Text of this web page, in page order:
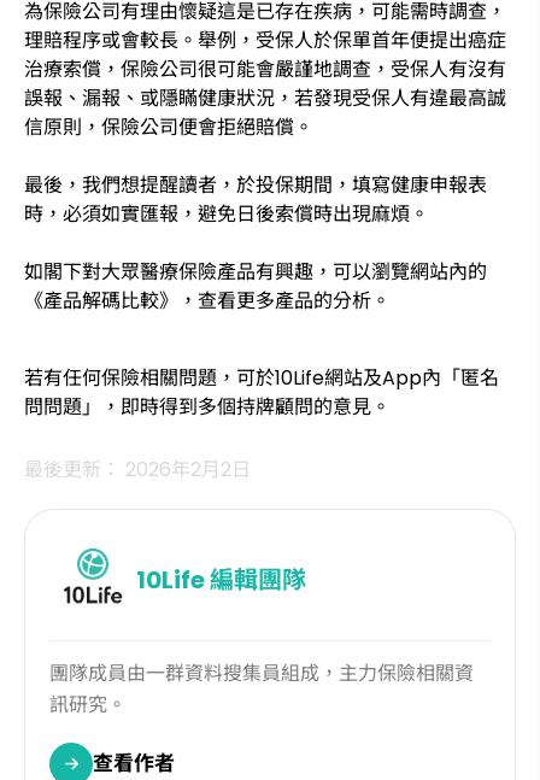
為保險公司有理由懷疑這是已存在疾病，可能需時調查，
理賠程序或會較長。舉例，受保人於保單首年便提出癌症
治療索償，保險公司很可能會嚴謹地調查，受保人有沒有
誤報、漏報、或隱瞞健康狀況，若發現受保人有違最高誠
信原則，保險公司便會拒絕賠償。
最後，我們想提醒讀者，於投保期間，填寫健康申報表
時，必須如實匯報，避免日後索償時出現麻煩。
如閣下對大眾醫療保險產品有興趣，可以瀏覽網站內的
《產品解碼比較》，查看更多產品的分析。
若有任何保險相關問題，可於10Life網站及App內「匿名
問問題」，即時得到多個持牌顧問的意見。
最後更新： 2026年2月2日
10Life編輯團隊
團隊成員由一群資料搜集員組成，主力保險相關資
訊研究。
查看作者